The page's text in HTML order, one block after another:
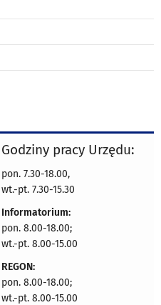
Godziny pracy Urzędu:
pon. 7.30-18.00,
wt.-pt. 7.30-15.30
Informatorium:
pon. 8.00-18.00;
wt.-pt. 8.00-15.00
REGON:
pon. 8.00-18.00;
wt.-pt. 8.00-15.00